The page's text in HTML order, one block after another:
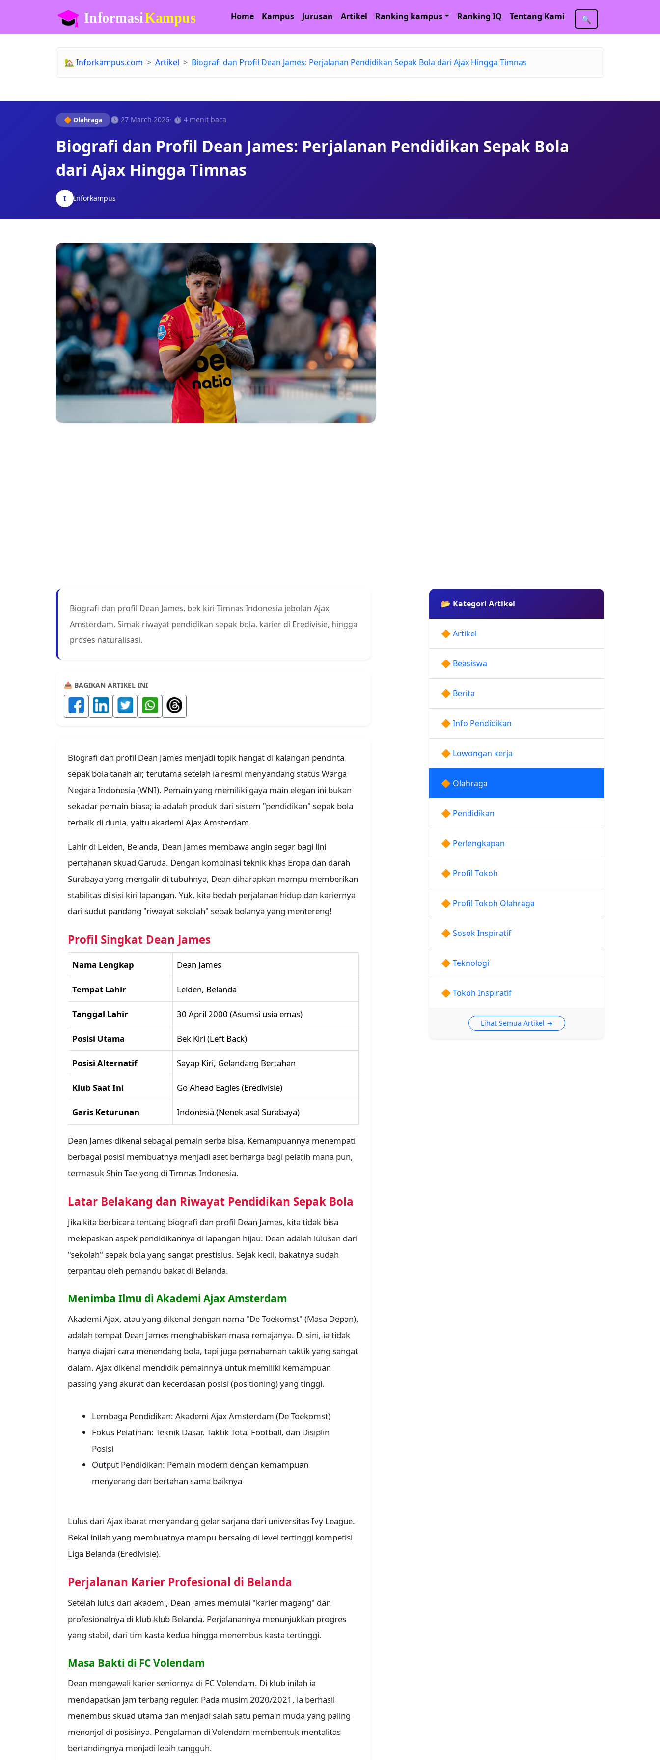
Home Kampus Jurusan Artikel Ranking kampus Ranking IQ Tentang Kami 🔍
🏡 Inforkampus.com Artikel Biografi dan Profil Dean James: Perjalanan Pendidikan Sepak Bola dari Ajax Hingga Timnas
🔶 Olahraga 🕓 27 March 2026· ⏱️ 4 menit baca
Biografi dan Profil Dean James: Perjalanan Pendidikan Sepak Bola
dari Ajax Hingga Timnas
I Inforkampus
Biografi dan profil Dean James, bek kiri Timnas Indonesia jebolan Ajax
Amsterdam. Simak riwayat pendidikan sepak bola, karier di Eredivisie, hingga
proses naturalisasi.
📤 BAGIKAN ARTIKEL INI
Biografi dan profil Dean James menjadi topik hangat di kalangan pencinta
sepak bola tanah air, terutama setelah ia resmi menyandang status Warga
Negara Indonesia (WNI). Pemain yang memiliki gaya main elegan ini bukan
sekadar pemain biasa; ia adalah produk dari sistem "pendidikan" sepak bola
terbaik di dunia, yaitu akademi Ajax Amsterdam.
Lahir di Leiden, Belanda, Dean James membawa angin segar bagi lini
pertahanan skuad Garuda. Dengan kombinasi teknik khas Eropa dan darah
Surabaya yang mengalir di tubuhnya, Dean diharapkan mampu memberikan
stabilitas di sisi kiri lapangan. Yuk, kita bedah perjalanan hidup dan kariernya
dari sudut pandang "riwayat sekolah" sepak bolanya yang mentereng!
Profil Singkat Dean James
Nama Lengkap Dean James
Tempat Lahir Leiden, Belanda
Tanggal Lahir 30 April 2000 (Asumsi usia emas)
Posisi Utama Bek Kiri (Left Back)
Posisi Alternatif Sayap Kiri, Gelandang Bertahan
Klub Saat Ini Go Ahead Eagles (Eredivisie)
Garis Keturunan Indonesia (Nenek asal Surabaya)
Dean James dikenal sebagai pemain serba bisa. Kemampuannya menempati
berbagai posisi membuatnya menjadi aset berharga bagi pelatih mana pun,
termasuk Shin Tae-yong di Timnas Indonesia.
Latar Belakang dan Riwayat Pendidikan Sepak Bola
Jika kita berbicara tentang biografi dan profil Dean James, kita tidak bisa
melepaskan aspek pendidikannya di lapangan hijau. Dean adalah lulusan dari
"sekolah" sepak bola yang sangat prestisius. Sejak kecil, bakatnya sudah
terpantau oleh pemandu bakat di Belanda.
Menimba Ilmu di Akademi Ajax Amsterdam
Akademi Ajax, atau yang dikenal dengan nama "De Toekomst" (Masa Depan),
adalah tempat Dean James menghabiskan masa remajanya. Di sini, ia tidak
hanya diajari cara menendang bola, tapi juga pemahaman taktik yang sangat
dalam. Ajax dikenal mendidik pemainnya untuk memiliki kemampuan
passing yang akurat dan kecerdasan posisi (positioning) yang tinggi.
Lembaga Pendidikan: Akademi Ajax Amsterdam (De Toekomst)
Fokus Pelatihan: Teknik Dasar, Taktik Total Football, dan Disiplin
Posisi
Output Pendidikan: Pemain modern dengan kemampuan
menyerang dan bertahan sama baiknya
Lulus dari Ajax ibarat menyandang gelar sarjana dari universitas Ivy League.
Bekal inilah yang membuatnya mampu bersaing di level tertinggi kompetisi
Liga Belanda (Eredivisie).
Perjalanan Karier Profesional di Belanda
Setelah lulus dari akademi, Dean James memulai "karier magang" dan
profesionalnya di klub-klub Belanda. Perjalanannya menunjukkan progres
yang stabil, dari tim kasta kedua hingga menembus kasta tertinggi.
Masa Bakti di FC Volendam
Dean mengawali karier seniornya di FC Volendam. Di klub inilah ia
mendapatkan jam terbang reguler. Pada musim 2020/2021, ia berhasil
menembus skuad utama dan menjadi salah satu pemain muda yang paling
menonjol di posisinya. Pengalaman di Volendam membentuk mentalitas
bertandingnya menjadi lebih tangguh.
📂 Kategori Artikel
🔶 Artikel
🔶 Beasiswa
🔶 Berita
🔶 Info Pendidikan
🔶 Lowongan kerja
🔶 Olahraga
🔶 Pendidikan
🔶 Perlengkapan
🔶 Profil Tokoh
🔶 Profil Tokoh Olahraga
🔶 Sosok Inspiratif
🔶 Teknologi
🔶 Tokoh Inspiratif
Lihat Semua Artikel →